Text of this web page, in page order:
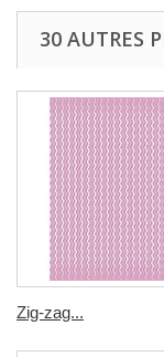
30 AUTRES
Zig-zag...